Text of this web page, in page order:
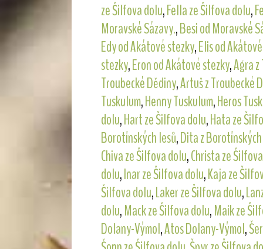
ze Šilfova dolu,Fella ze Šilfova dolu,
Moravské Sázavy.,Besi od Moravské
Edy od Akátové stezky,Elis od
stezky,Eron od Akátové stezky,Agra
Troubecké Dědiny,Artuš z Troubecké
Tuskulum,Henny Tuskulum,Heros
dolu,Hart ze Šilfova dolu,Hata ze
Borotínských lesů,Dita z
Chiva ze Šilfova dolu,Christa ze
dolu,Inar ze Šilfova dolu,Kaja ze
Šilfova dolu,Laker ze Šilfova dolu,
dolu,Mack ze Šilfova dolu,Maik ze
Dolany-Výmol,Atos Dolany-Výmol,